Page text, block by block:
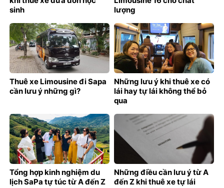
sinh
lượng
Thuê xe Limousine đi Sapa
cần lưu ý những gì?
Những lưu ý khi thuê xe có
lái hay tự lái không thể bỏ
qua
Tổng hợp kinh nghiệm du
lịch SaPa tự túc từ A đến Z
Những điều cần lưu ý từ A
đến Z khi thuê xe tự lái